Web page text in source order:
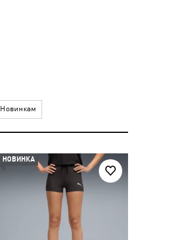
Новинкам
НОВИНКА